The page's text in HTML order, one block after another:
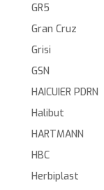
GR5
Gran Cruz
Grisi
GSN
HAICUIER PDRN
Halibut
HARTMANN
HBC
Herbiplast